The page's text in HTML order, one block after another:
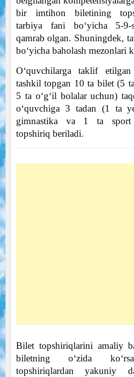
bir imtihon biletining
tarbiya fani boʻyicha 5-9-
qamrab olgan. Shuningdek,
boʻyicha baholash mezonlari
Oʻquvchilarga taklif
tashkil topgan 10 ta bilet (5
5 ta oʻgʻil bolalar uchun)
oʻquvchiga 3 tadan (1 ta
gimnastika va 1 ta sport
topshiriq beriladi.
Bilet topshiriqlarini amaliy
biletning oʻzida
topshiriqlardan yakuniy